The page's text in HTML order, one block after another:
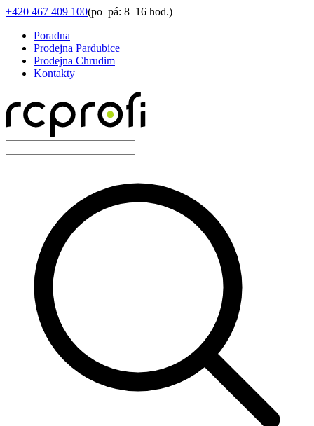
+420 467 409 100(po–pá: 8–16 hod.)
Poradna
Prodejna Pardubice
Prodejna Chrudim
Kontakty